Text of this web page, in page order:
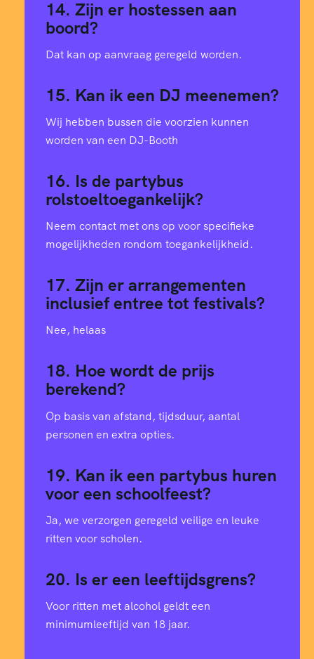
14. Zijn er hostessen aan
boord?
Dat kan op aanvraag geregeld worden.
15. Kan ik een DJ meenemen?
Wij hebben bussen die voorzien kunnen
worden van een DJ-Booth
16. Is de partybus
rolstoeltoegankelijk?
Neem contact met ons op voor specifieke
mogelijkheden rondom toegankelijkheid.
17. Zijn er arrangementen
inclusief entree tot festivals?
Nee, helaas
18. Hoe wordt de prijs
berekend?
Op basis van afstand, tijdsduur, aantal
personen en extra opties.
19. Kan ik een partybus huren
voor een schoolfeest?
Ja, we verzorgen geregeld veilige en leuke
ritten voor scholen.
20. Is er een leeftijdsgrens?
Voor ritten met alcohol geldt een
minimumleeftijd van 18 jaar.
0
2
5
0
2
4
7
9
2
4
7
3
9
5
1
7
4
6
2
8
4
6
2
7
8
9
0
1
1
3
3
4
5
6
7
0
1
2
4
5
6